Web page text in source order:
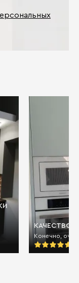
КАЧЕСТВО
Конечно,